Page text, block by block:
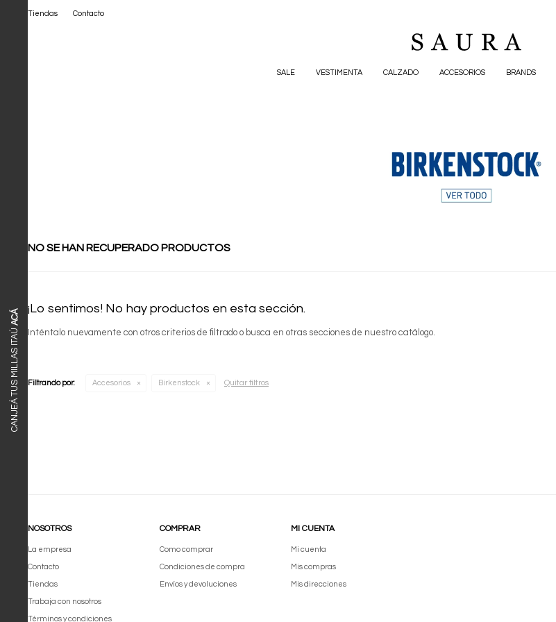
SALE VESTIMENTA CALZADO ACCESORIOS BRANDS
Tiendas Contacto
CANJEÁ TUS MILLAS ITAÚ
ACÁ
NO SE HAN RECUPERADO PRODUCTOS
¡Lo sentimos! No hay productos en esta sección.
Inténtalo nuevamente con otros criterios de filtrado o busca en otras secciones de nuestro catálogo.
Filtrando por: Accesorios Birkenstock Quitar filtros
NOSOTROS
La empresa
Contacto
Tiendas
Trabaja con nosotros
Términos y condiciones
COMPRAR
Como comprar
Condiciones de compra
Envíos y devoluciones
MI CUENTA
Mi cuenta
Mis compras
Mis direcciones